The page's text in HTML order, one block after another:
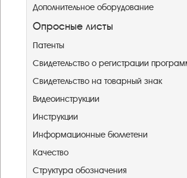
Дополнительное оборудование
Опросные листы
Патенты
Свидетельство о регистрации
Свидетельство на товарный знак
Видеоинструкции
Инструкции
Информационные бюллетени
Качество
Структура обозначения